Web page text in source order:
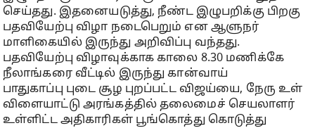
செய்தது. இதனையடுத்து, நீண்ட இழுபறிக்கு பிறகு
பதவியேற்பு விழா நடைபெறும் என ஆளுநர்
மாளிகையில் இருந்து அறிவிப்பு வந்தது.
பதவியேற்பு விழாவுக்காக காலை 8.30 மணிக்கே
நீலாங்கரை வீட்டில் இருந்து கான்வாய்
பாதுகாப்பு புடை சூழ புறப்பட்ட விஜய்யை, நேரு உள்
விளையாட்டு அரங்கத்தில் தலைமைச் செயலாளர்
உள்ளிட்ட அதிகாரிகள் பூங்கொத்து கொடுத்து